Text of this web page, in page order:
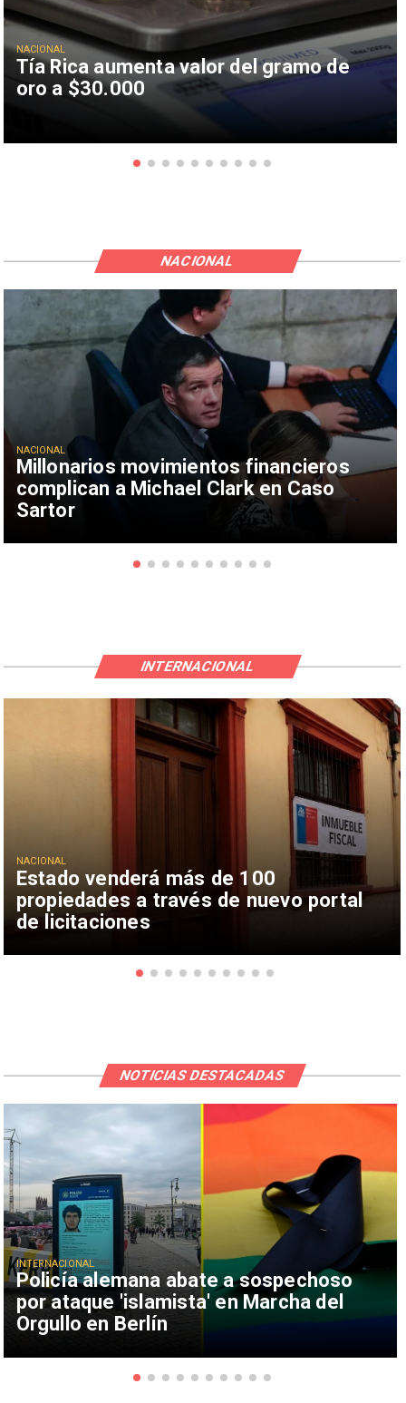
Tía Rica aumenta valor del gramo de
oro a $30.000
NACIONAL
Millonarios movimientos financieros
complican a Michael Clark en Caso
Sartor
NACIONAL
NACIONAL
Estado venderá más de 100
propiedades a través de nuevo portal
de licitaciones
NACIONAL
INTERNACIONAL
Policía alemana abate a sospechoso
por ataque 'islamista' en Marcha del
Orgullo en Berlín
INTERNACIONAL
NOTICIAS DESTACADAS